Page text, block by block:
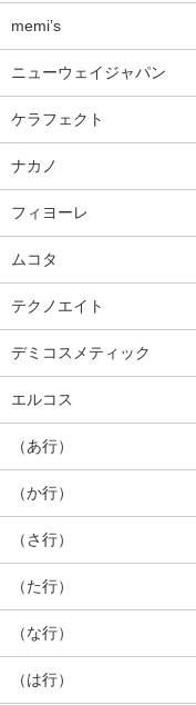
memi’s
ニューウェイジャパン
ケラフェクト
ナカノ
フィヨーレ
ムコタ
テクノエイト
デミコスメティック
エルコス
（あ行）
（か行）
（さ行）
（た行）
（な行）
（は行）